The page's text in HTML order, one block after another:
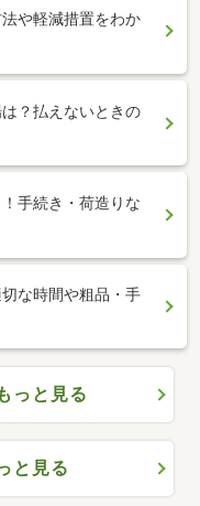
や軽減措置をわか
？払えないときの
手続き・荷造りな
な時間や粗品・手
っと見る
と見る